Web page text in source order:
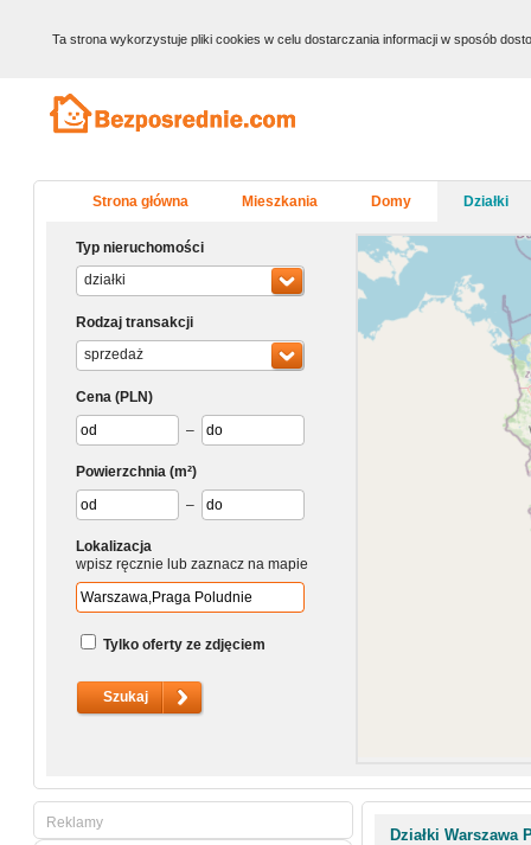
Ta strona wykorzystuje pliki cookies w celu dostarczania informacji w sposób
Strona główna Mieszkania Domy Działki
Typ nieruchomości
działki
Rodzaj transakcji
sprzedaż
Cena (PLN)
–
Powierzchnia (m²)
–
Lokalizacja
wpisz ręcznie lub zaznacz na mapie
Tylko oferty ze zdjęciem
Działki Warszawa
Reklamy